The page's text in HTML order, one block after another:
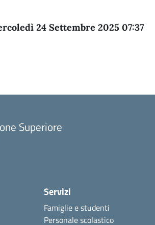
24 Settembre 2025 07:37
Superiore
Servizi
Famiglie e studenti
Personale scolastico